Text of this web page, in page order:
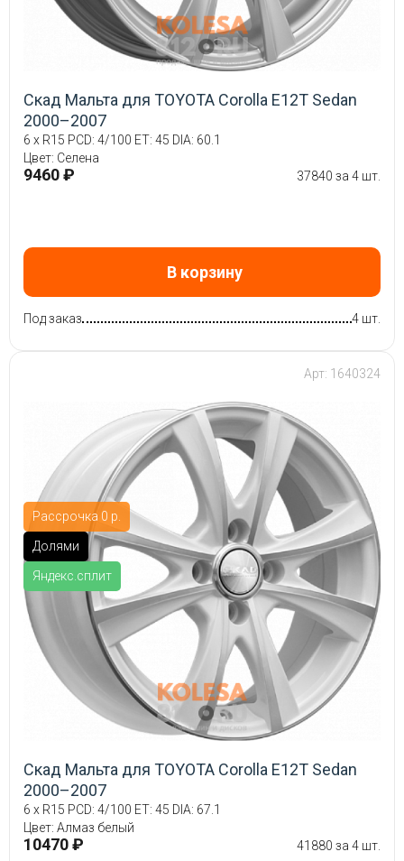
Скад Мальта для TOYOTA Corolla E12T Sedan
2000–2007
6 x R15 PCD: 4/100 ET: 45 DIA: 60.1
Цвет: Селена
9460 ₽ 37840 за 4 шт.
В корзину
Под заказ 4 шт.
Рассрочка 0 р.
Долями
Яндекс.сплит
Арт: 1640324
Скад Мальта для TOYOTA Corolla E12T Sedan
2000–2007
6 x R15 PCD: 4/100 ET: 45 DIA: 67.1
Цвет: Алмаз белый
10470 ₽ 41880 за 4 шт.